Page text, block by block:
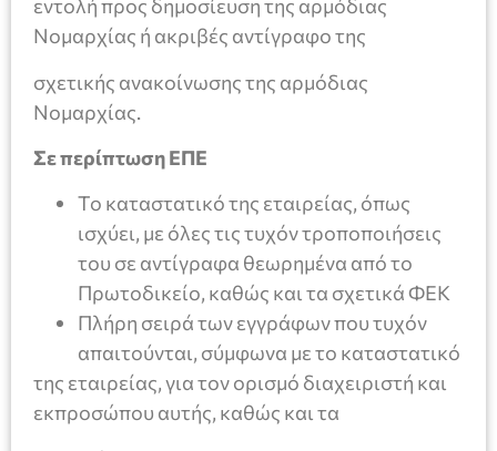
εντολή προς δημοσίευση της αρμόδιας
Νομαρχίας ή ακριβές αντίγραφο της
σχετικής ανακοίνωσης της αρμόδιας
Νομαρχίας.
Σε περίπτωση ΕΠΕ
Το καταστατικό της εταιρείας, όπως
ισχύει, με όλες τις τυχόν τροποποιήσεις
του σε αντίγραφα θεωρημένα από το
Πρωτοδικείο, καθώς και τα σχετικά ΦΕΚ
Πλήρη σειρά των εγγράφων που τυχόν
απαιτούνται, σύμφωνα με το καταστατικό
της εταιρείας, για τον ορισμό διαχειριστή και
εκπροσώπου αυτής, καθώς και τα